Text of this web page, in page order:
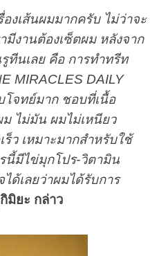
องเส้นผมมากครับ ไม่ว่าจะ
มีงานต้องเซ็ตผม หลังจาก
ทีนเลย คือ การทำทรีท
MIRACLES DAILY
โจทย์มาก ชอบที่เนื้อ
ม ไม่มัน ผมไม่เหนียว
ว เหมาะมากสำหรับใช้
นี้มีไข่มุกโปร-วิตามิน
ด้เลยว่าผมได้รับการ
มิยะ กล่าว